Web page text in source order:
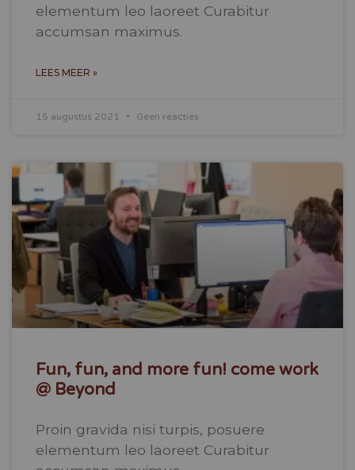
elementum leo laoreet Curabitur
accumsan maximus.
LEES MEER »
15 augustus 2021 Geen reacties
Fun, fun, and more fun! come work
@ Beyond
Proin gravida nisi turpis, posuere
elementum leo laoreet Curabitur